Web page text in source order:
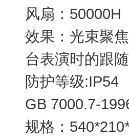
风扇：50000H
效果：光束聚
台表演时的跟
防护等级:IP54
GB 7000.7-
规格：